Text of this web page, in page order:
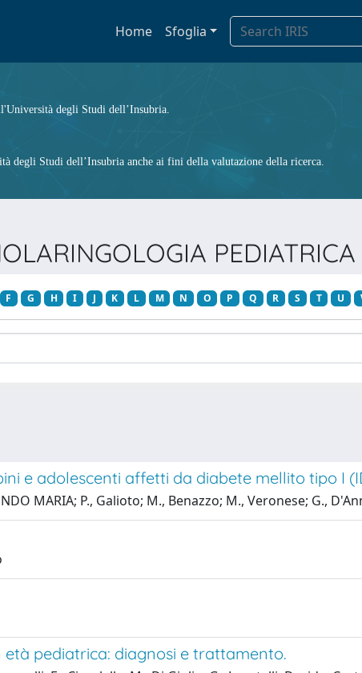
Home Sfoglia
degli Studi dell’Insubria.
degli Studi dell’Insubria anche ai fini della valutazione della ricerca.
PEDIATRICA
F G H I J K L M N O P Q R S T U
e adolescenti affetti da diabete mellito tipo I
MARIA; P., Galioto; M., Benazzo; M., Veronese; G.,
pediatrica: diagnosi e trattamento.